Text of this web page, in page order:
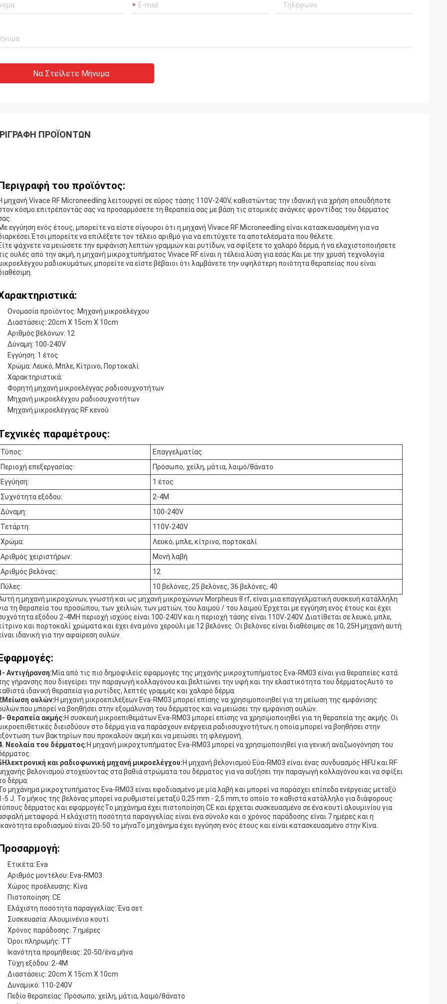
Να Στείλετε Μήνυμα
ΠΡΟΪΌΝΤΩΝ
του προϊόντος:
μηχανή Vivace RF Microneedling λειτουργεί σε εύρος τάσης 110V-240V, καθιστώντας την ιδανική για χρήση οπουδήποτε
κόσμο.επιτρέποντάς σας να προσαρμόσετε τη θεραπεία σας με βάση τις ατομικές ανάγκες φροντίδας του δέρματος
εγγύηση ενός έτους, μπορείτε να είστε σίγουροι ότι η μηχανή Vivace RF Microneedling είναι κατασκευασμένη για να
μπορείτε να επιλέξετε τον τέλειο αριθμό για να επιτύχετε τα αποτελέσματα που θέλετε.
ψάχνετε να μειώσετε την εμφάνιση λεπτών γραμμών και ρυτίδων, να σφίξετε το χαλαρό δέρμα, ή να ελαχιστοποιήσετε
ουλές από την ακμή, η μηχανή μικροχτυπήματος Vivace RF είναι η τέλεια λύση για εσάς.Και με την χρυσή τεχνολογία
ραδιοκυμάτων, μπορείτε να είστε βέβαιοι ότι λαμβάνετε την υψηλότερη ποιότητα θεραπείας που είναι
Ονομασία προϊόντος: Μηχανή μικροελέγχου
Διαστάσεις: 20cm X 15cm X 10cm
Αριθμός βελόνων: 12
Δύναμη: 100-240V
Εγγύηση: 1 έτος
Χρώμα: Λευκό, Μπλε, Κίτρινο, Πορτοκαλί
Χαρακτηριστικά:
Φορητή μηχανή μικροελέγγας ραδιοσυχνοτήτων
Μηχανή μικροελέγχου ραδιοσυχνοτήτων
Μηχανή μικροελέγγας RF κενού
παραμέτρους:
Τύπος:
Επαγγελματίας.
Περιοχή επεξεργασίας:
Πρόσωπο, χείλη, μάτια, λαιμό/θάνατο
Εγγύηση:
1 έτος
Συχνότητα εξόδου:
2-4M
Δύναμη:
100-240V
Τετάρτη:
110V-240V
Χρώμα:
Λευκό, μπλε, κίτρινο, πορτοκαλί
Αριθμός χειριστήρων:
Μονή λαβή
Αριθμός βελόνας:
12
Πύλες:
10 βελόνες, 25 βελόνες, 36 βελόνες, 40
η μηχανή μικροχώνων, γνωστή και ως μηχανή μικροχώνων Morpheus 8 rf, είναι μια επαγγελματική συσκευή κατάλληλη
τη θεραπεία του προσώπου, των χειλιών, των ματιών, του λαιμού / του λαιμού.Έρχεται με εγγύηση ενός έτους και έχει
εξόδου 2-4MΗ περιοχή ισχύος είναι 100-240V και η περιοχή τάσης είναι 110V-240V. Διατίθεται σε λευκό, μπλε,
και πορτοκαλί χρώματα και έχει ένα μόνο χερούλι με 12 βελόνες. Οι βελόνες είναι διαθέσιμες σε 10, 25Η μηχανή αυτή
ιδανική για την αφαίρεση ουλών.
Αντιγήρανση:Μία από τις πιο δημοφιλείς εφαρμογές της μηχανής μικροχτυπήματος Eva-RM03 είναι για θεραπείες κατά
γήρανσης.που διεγείρει την παραγωγή κολλαγόνου και βελτιώνει την υφή και την ελαστικότητα του δέρματοςΑυτό το
ιδανική θεραπεία για ρυτίδες, λεπτές γραμμές και χαλαρό δέρμα.
ουλών:Η μηχανή μικροεπιλέξεων Eva-RM03 μπορεί επίσης να χρησιμοποιηθεί για τη μείωση της εμφάνισης
μπορεί να βοηθήσει στην εξομάλυνση του δέρματος και να μειώσει την εμφάνιση ουλών.
Θεραπεία ακμής:Η συσκευή μικροεπιθεμάτων Eva-RM03 μπορεί επίσης να χρησιμοποιηθεί για τη θεραπεία της ακμής. Οι
διεισδύουν στο δέρμα για να παράσχουν ενέργεια ραδιοσυχνοτήτων, η οποία μπορεί να βοηθήσει στην
των βακτηρίων που προκαλούν ακμή και να μειώσει τη φλεγμονή.
Νεολαία του δέρματος:Η μηχανή μικροχτυπήματος Eva-RM03 μπορεί να χρησιμοποιηθεί για γενική αναζωογόνηση του
και ραδιοφωνική μηχανή μικροελέγχου:Η μηχανή βελονισμού Εύα-RM03 είναι ένας συνδυασμός HIFU και RF
βελονισμού.στοχεύοντας στα βαθιά στρώματα του δέρματος για να αυξήσει την παραγωγή κολλαγόνου και να σφίξει
δέρμα.
μηχάνημα μικροχτυπήματος Eva-RM03 είναι εφοδιασμένο με μία λαβή και μπορεί να παράσχει επίπεδα ενέργειας μεταξύ
5 J. Το μήκος της βελόνας μπορεί να ρυθμιστεί μεταξύ 0,25 mm - 2,5 mm,το οποίο το καθιστά κατάλληλο για διάφορους
δέρματος και εφαρμογέςΤο μηχάνημα έχει πιστοποίηση CE και έρχεται συσκευασμένο σε ένα κουτί αλουμινίου για
μεταφορά. Η ελάχιστη ποσότητα παραγγελίας είναι ένα σύνολο και ο χρόνος παράδοσης είναι 7 ημέρες.και η
εφοδιασμού είναι 20-50 το μήναΤο μηχάνημα έχει εγγύηση ενός έτους και είναι κατασκευασμένο στην Κίνα.
Ετικέτα: Eva
Αριθμός μοντέλου: Eva-RM03
Χώρος προέλευσης: Κίνα
Πιστοποίηση: CE
Ελάχιστη ποσότητα παραγγελίας: Ένα σετ
Συσκευασία: Αλουμινένιο κουτί
Χρόνος παράδοσης: 7 ημέρες
Όροι πληρωμής: TT
Ικανότητα προμήθειας: 20-50/ένα μήνα
Τύχη εξόδου: 2-4M
Διαστάσεις: 20cm X 15cm X 10cm
Δυναμικό: 110-240V
Πεδίο θεραπείας: Πρόσωπο, χείλη, μάτια, λαιμό/θάνατο